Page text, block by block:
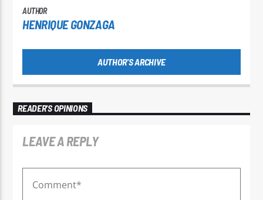
AUTHOR
HENRIQUE GONZAGA
AUTHOR'S ARCHIVE
READER'S OPINIONS
LEAVE A REPLY